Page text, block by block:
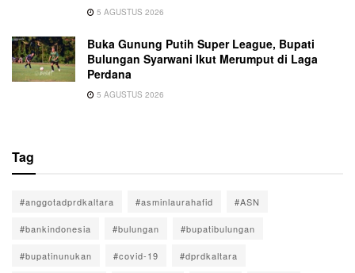
5 AGUSTUS 2026
Buka Gunung Putih Super League, Bupati
Bulungan Syarwani Ikut Merumput di Laga
Perdana
5 AGUSTUS 2026
Tag
#anggotadprdkaltara #asminlaurahafid #ASN
#bankindonesia #bulungan #bupatibulungan
#bupatinunukan #covid-19 #dprdkaltara